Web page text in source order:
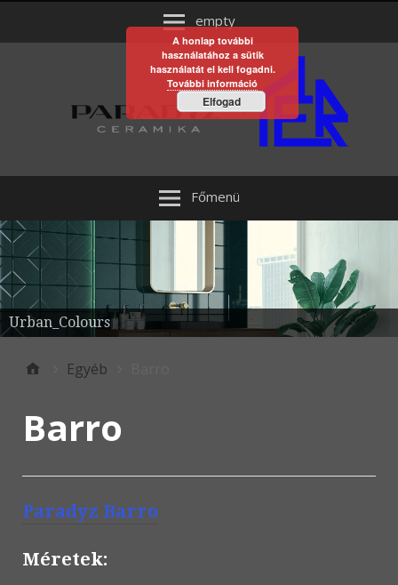
empty
Főmenü
Urban_Colours
Egyéb
Barro
Paradyz Barro
Méretek:
A honlap további
használatához a sütik
használatát el kell fogadni.
További információ
Elfogad